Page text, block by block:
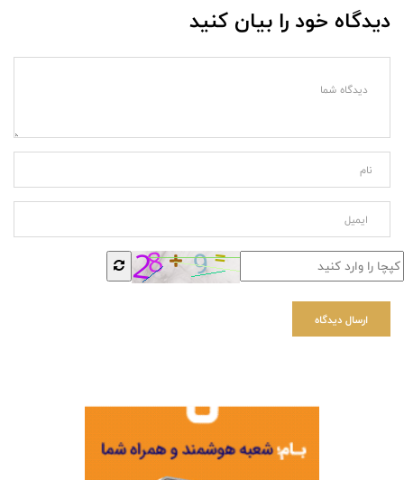
دیدگاه خود را بیان کنید
ارسال دیدگاه